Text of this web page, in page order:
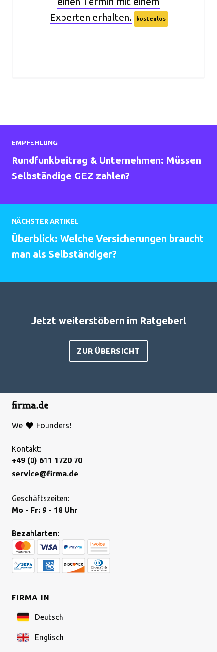
Experten erhalten.
kostenlos
EMPFEHLUNG
Rundfunkbeitrag & Unternehmen: Müssen
Selbständige GEZ zahlen?
NÄCHSTER ARTIKEL
Überblick: Welche Versicherungen braucht
man als Selbständiger?
Jetzt weiterstöbern im Ratgeber!
ZUR ÜBERSICHT
We Founders!
Kontakt:
+49 (0) 611 1720 70
service@firma.de
Geschäftszeiten:
Mo - Fr: 9 - 18 Uhr
Bezahlarten:
FIRMA IN
Deutsch
Englisch